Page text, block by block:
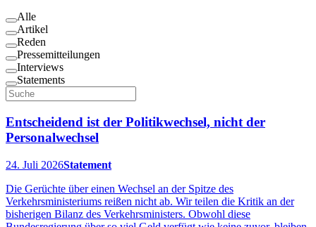
Alle
Artikel
Reden
Pressemitteilungen
Interviews
Statements
Entscheidend ist der Politikwechsel, nicht der
Personalwechsel
24. Juli 2026Statement
Die Gerüchte über einen Wechsel an der Spitze des
Verkehrsministeriums reißen nicht ab. Wir teilen die Kritik an der
bisherigen Bilanz des Verkehrsministers. Obwohl diese